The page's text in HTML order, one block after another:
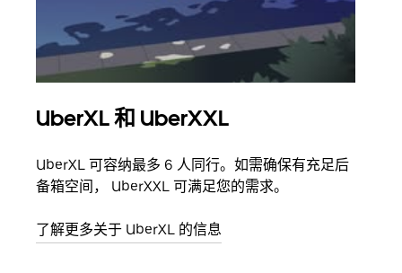
UberXL 和 UberXXL
UberXL 可容纳最多 6 人同行。如需确保有充足后
备箱空间， UberXXL 可满足您的需求。
了解更多关于 UberXL 的信息